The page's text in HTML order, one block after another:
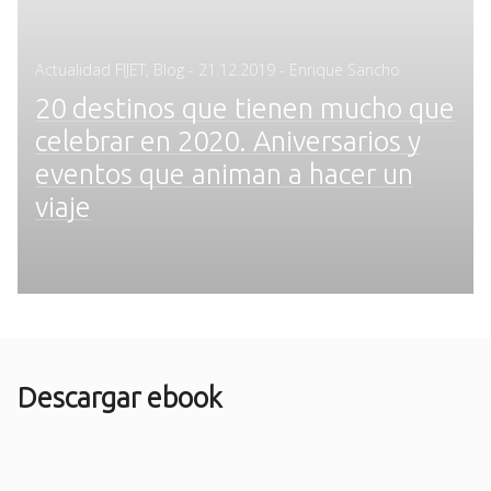
Actualidad FIJET Blog - Posted
21.12.2019 - Enrique Sancho
20 destinos que tienen mucho que
celebrar en 2020. Aniversarios y
eventos que animan a hacer un
viaje
Descargar ebook